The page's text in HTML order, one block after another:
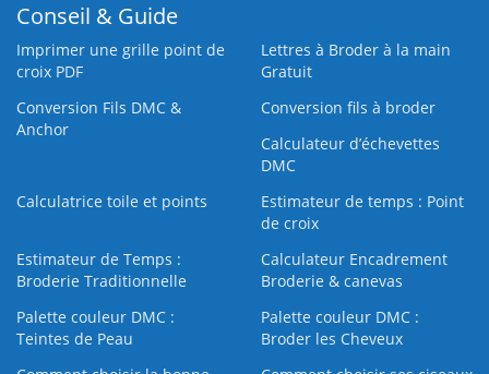
Conseil & Guide
Imprimer une grille point de
croix PDF
Lettres à Broder à la main
Gratuit
Conversion Fils DMC &
Anchor
Conversion fils à broder
Calculateur d’échevettes
DMC
Calculatrice toile et points
Estimateur de temps : Point
de croix
Estimateur de Temps :
Broderie Traditionnelle
Calculateur Encadrement
Broderie & canevas
Palette couleur DMC :
Teintes de Peau
Palette couleur DMC :
Broder les Cheveux